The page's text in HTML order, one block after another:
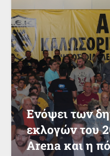
Ενόψει των
εκλογών του
Arena και η